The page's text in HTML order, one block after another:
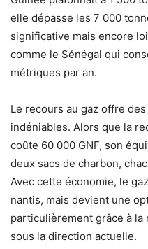
elle dépasse les 7 000
significative mais encore
comme le Sénégal qui
métriques par an.
Le recours au gaz offre
indéniables. Alors que la
coûte 60 000 GNF, son
deux sacs de charbon,
Avec cette économie, le
nantis, mais devient une
particulièrement grâce à
sous la direction actuelle.